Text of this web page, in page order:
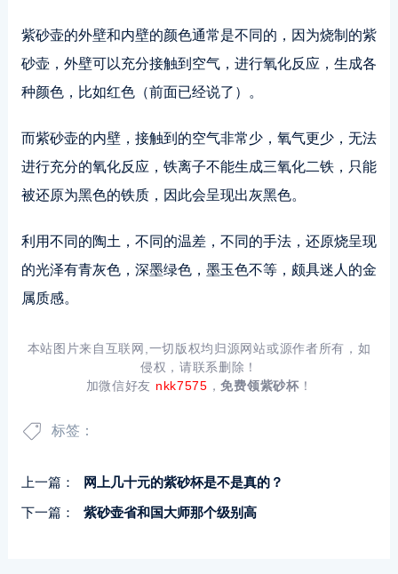
紫砂壶的外壁和内壁的颜色通常是不同的，因为烧制的紫
砂壶，外壁可以充分接触到空气，进行氧化反应，生成各
种颜色，比如红色（前面已经说了）。
而紫砂壶的内壁，接触到的空气非常少，氧气更少，无法
进行充分的氧化反应，铁离子不能生成三氧化二铁，只能
被还原为黑色的铁质，因此会呈现出灰黑色。
利用不同的陶土，不同的温差，不同的手法，还原烧呈现
的光泽有青灰色，深墨绿色，墨玉色不等，颇具迷人的金
属质感。
本站图片来自互联网,一切版权均归源网站或源作者所有，如
侵权，请联系删除！
加微信好友 nkk7575 ，免费领紫砂杯！
标签：
上一篇：
网上几十元的紫砂杯是不是真的？
下一篇：
紫砂壶省和国大师那个级别高